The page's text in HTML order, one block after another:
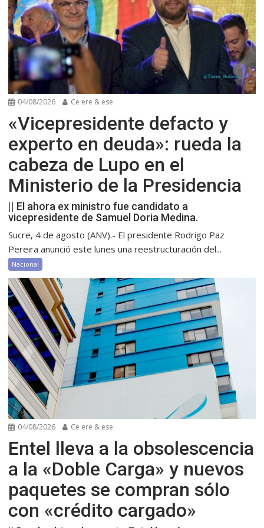
04/08/2026 Ce ere & ese
«Vicepresidente defacto y
experto en deuda»: rueda la
cabeza de Lupo en el
Ministerio de la Presidencia
|| El ahora ex ministro fue candidato a
vicepresidente de Samuel Doria Medina.
Sucre, 4 de agosto (ANV).- El presidente Rodrigo Paz
Pereira anunció este lunes una reestructuración del...
Nacional
04/08/2026 Ce ere & ese
Entel lleva a la obsolescencia
a la «Doble Carga» y nuevos
paquetes se compran sólo
con «crédito cargado»